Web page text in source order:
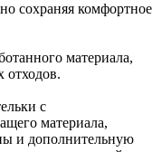
сохраняя комфортное
материала,
отходов.
с
материала,
и дополнительную